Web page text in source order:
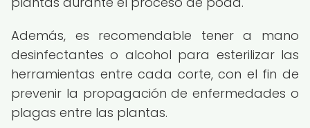
Además, es recomendable tener a mano
desinfectantes o alcohol para esterilizar las
herramientas entre cada corte, con el fin de
prevenir la propagación de enfermedades o
plagas entre las plantas.